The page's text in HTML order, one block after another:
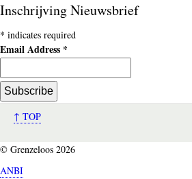
Inschrijving Nieuwsbrief
* indicates required
Email Address *
↑ TOP
© Grenzeloos 2026
ANBI